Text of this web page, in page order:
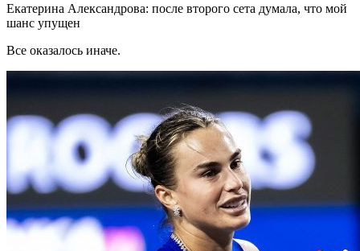
Екатерина Александрова: после второго сета думала, что мой
шанс упущен
Все оказалось иначе.